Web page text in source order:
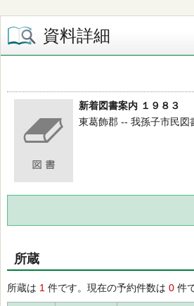
資料詳細
新着図書案内 １９８３
東葛飾郡 -- 我孫子市民
所蔵
所蔵は 1 件です。現在の予約件数は 0 件